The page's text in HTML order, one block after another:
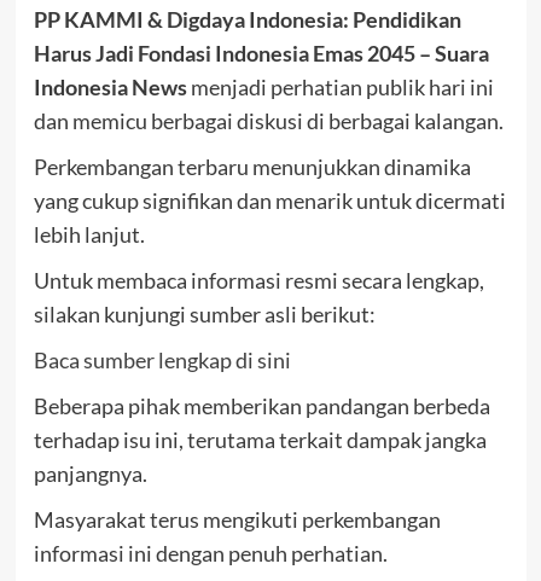
PP KAMMI & Digdaya Indonesia: Pendidikan
Harus Jadi Fondasi Indonesia Emas 2045 – Suara
Indonesia Newsmenjadi perhatian publik hari ini
dan memicu berbagai diskusi di berbagai kalangan.
Perkembangan terbaru menunjukkan dinamika
yang cukup signifikan dan menarik untuk dicermati
lebih lanjut.
Untuk membaca informasi resmi secara lengkap,
silakan kunjungi sumber asli berikut:
Baca sumber lengkap di sini
Beberapa pihak memberikan pandangan berbeda
terhadap isu ini, terutama terkait dampak jangka
panjangnya.
Masyarakat terus mengikuti perkembangan
informasi ini dengan penuh perhatian.